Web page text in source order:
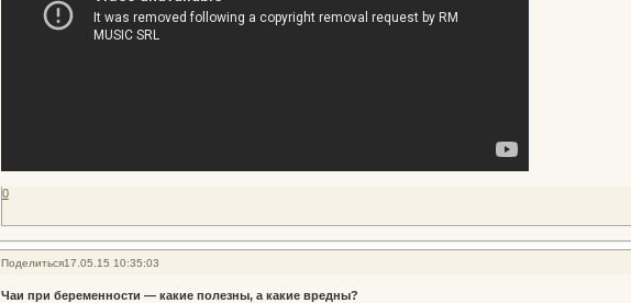
0
Поделиться17.05.15 10:35:03
Чаи при беременности — какие полезны, а какие вредны?